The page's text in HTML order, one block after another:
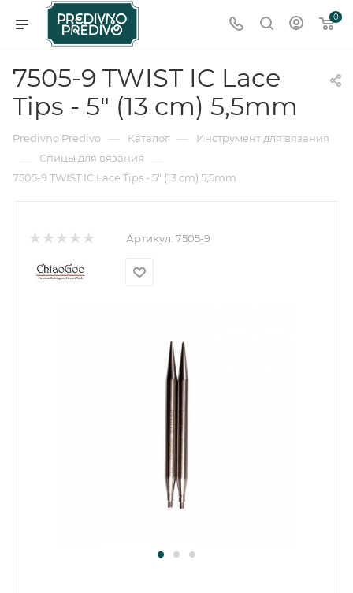
0
7505-9 TWIST IC Lace
Tips - 5" (13 cm) 5,5mm
Predivno Predivo — Каталог — Инструмент для вязания
— Спицы для вязания —
7505-9 TWIST IC Lace Tips - 5" (13 cm) 5,5mm
Артикул: 7505-9